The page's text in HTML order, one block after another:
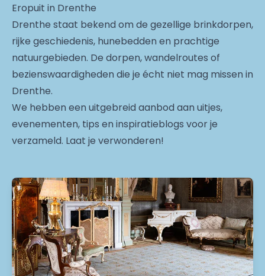
Eropuit in Drenthe
Drenthe staat bekend om de gezellige brinkdorpen,
rijke geschiedenis, hunebedden en prachtige
natuurgebieden. De dorpen, wandelroutes of
bezienswaardigheden die je écht niet mag missen in
Drenthe.
We hebben een uitgebreid aanbod aan uitjes,
evenementen, tips en inspiratieblogs voor je
verzameld. Laat je verwonderen!